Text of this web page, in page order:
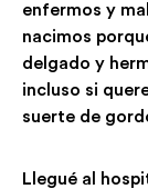
enfermos y
nacimos
delgado y
incluso si
suerte de
Llegué al